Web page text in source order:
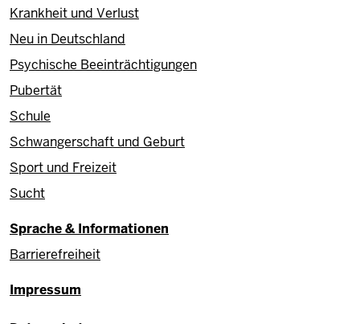
Krankheit und Verlust
Neu in Deutschland
Psychische Beeinträchtigungen
Pubertät
Schule
Schwangerschaft und Geburt
Sport und Freizeit
Sucht
Sprache & Informationen
Barrierefreiheit
Fußzeile
Impressum